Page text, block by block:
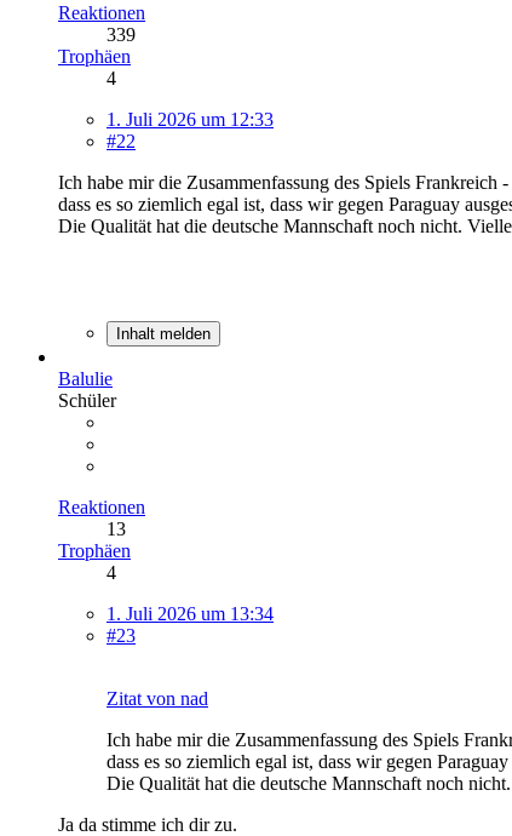
Reaktionen
339
Trophäen
4
1. Juli 2026 um 12:33
#22
Ich habe mir die Zusammenfassung des Spiels Frankreich
dass es so ziemlich egal ist, dass wir gegen Paraguay
Die Qualität hat die deutsche Mannschaft noch nicht.
Inhalt melden
Balulie
Schüler
Reaktionen
13
Trophäen
4
1. Juli 2026 um 13:34
#23
Zitat von nad
Ich habe mir die Zusammenfassung des Spiels
dass es so ziemlich egal ist, dass wir gegen
Die Qualität hat die deutsche Mannschaft noch
Ja da stimme ich dir zu.